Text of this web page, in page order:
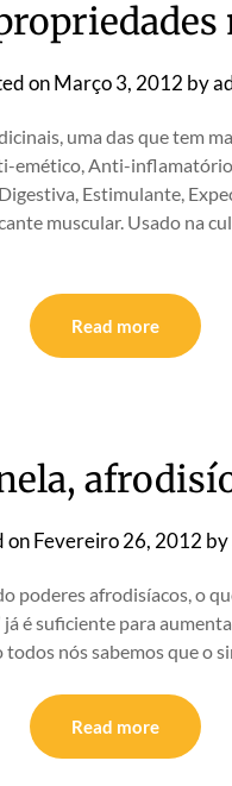
onMarço 3, 2012 by
uma das que tem
emético, Anti-
Estimulante,
muscular. Usado na
Read more
onFevereiro 26, 2012 by
poderes afrodisíacos, o
é suficiente para
nós sabemos que o
Read more